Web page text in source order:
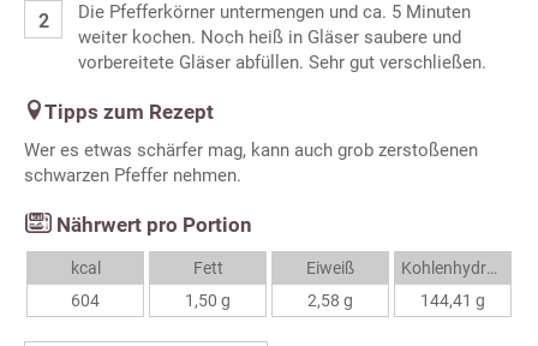
Die Pfefferkörner untermengen und ca. 5 Minuten
weiter kochen. Noch heiß in Gläser saubere und
vorbereitete Gläser abfüllen. Sehr gut verschließen.
Tipps zum Rezept
Wer es etwas schärfer mag, kann auch grob zerstoßenen
schwarzen Pfeffer nehmen.
Nährwert pro Portion
kcal
604
Fett
1,50 g
Eiweiß
2,58 g
Kohlenhydrate
144,41 g